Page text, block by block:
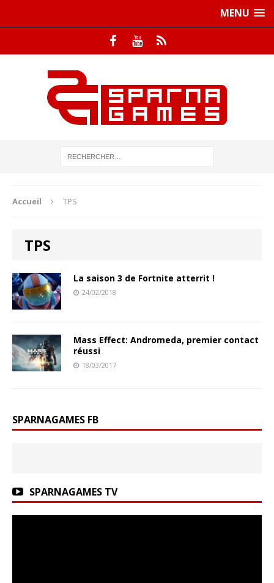
MENU
Accueil TPS
TPS
La saison 3 de Fortnite atterrit !
24/02/2018
Mass Effect: Andromeda, premier contact
réussi
18/03/2017
SPARNAGAMES FB
SPARNAGAMES TV